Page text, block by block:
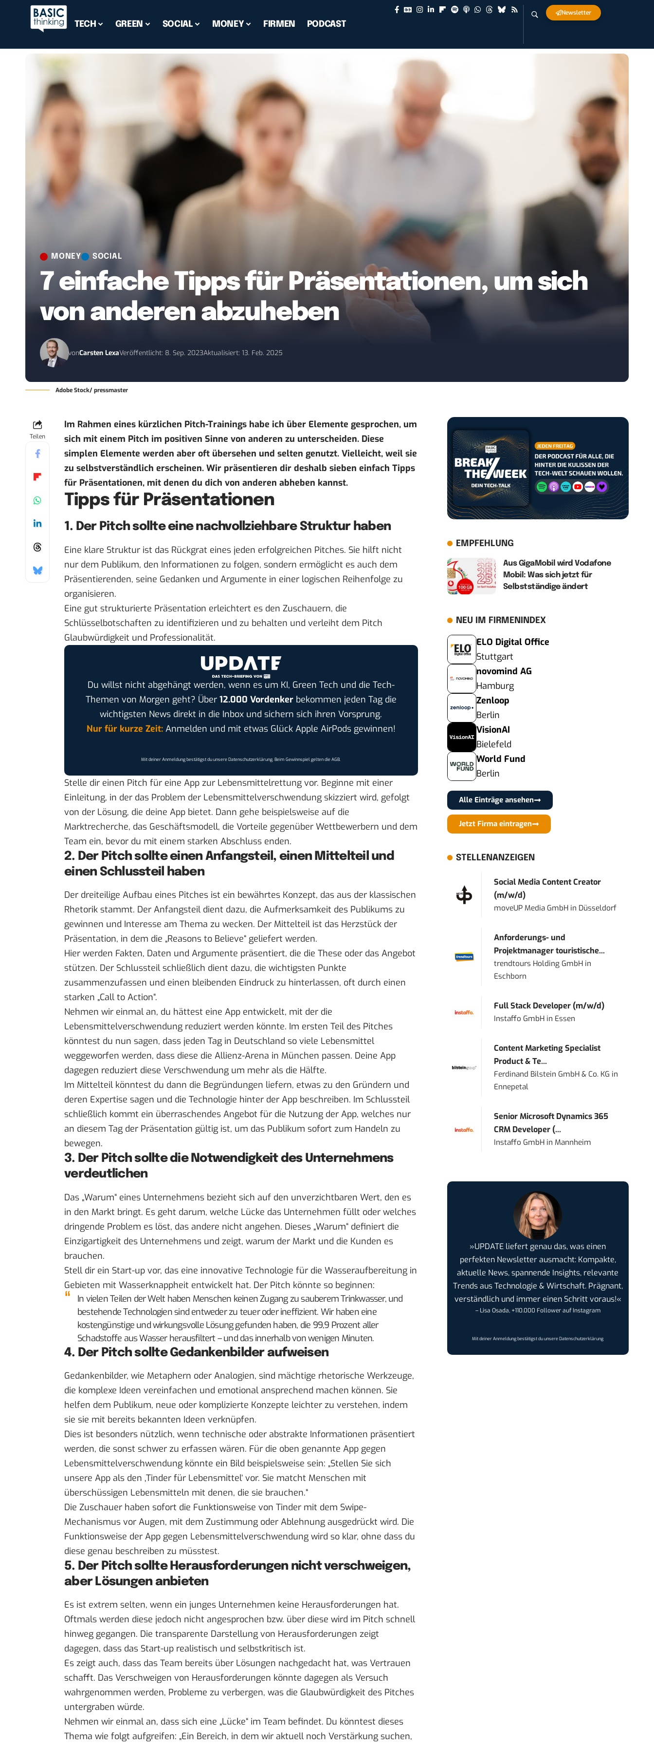
TECH GREEN SOCIAL MONEY FIRMEN PODCAST
Newsletter
MONEY SOCIAL
7 einfache Tipps für Präsentationen, um sich
von anderen abzuheben
vonCarsten LexaVeröffentlicht: 8. Sep. 2023Aktualisiert: 13. Feb. 2025
Adobe Stock/ pressmaster
Teilen
Im Rahmen eines kürzlichen Pitch-Trainings habe ich über Elemente gesprochen, um
sich mit einem Pitch im positiven Sinne von anderen zu unterscheiden. Diese
simplen Elemente werden aber oft übersehen und selten genutzt. Vielleicht, weil sie
zu selbstverständlich erscheinen. Wir präsentieren dir deshalb sieben einfach Tipps
für Präsentationen, mit denen du dich von anderen abheben kannst.
Tipps für Präsentationen
1. Der Pitch sollte eine nachvollziehbare Struktur haben
Eine klare Struktur ist das Rückgrat eines jeden erfolgreichen Pitches. Sie hilft nicht
nur dem Publikum, den Informationen zu folgen, sondern ermöglicht es auch dem
Präsentierenden, seine Gedanken und Argumente in einer logischen Reihenfolge zu
organisieren.
Eine gut strukturierte Präsentation erleichtert es den Zuschauern, die
Schlüsselbotschaften zu identifizieren und zu behalten und verleiht dem Pitch
Glaubwürdigkeit und Professionalität.
Du willst nicht abgehängt werden, wenn es um KI, Green Tech und die Tech-
Themen von Morgen geht? Über 12.000 Vordenkerbekommen jeden Tag die
wichtigsten News direkt in die Inbox und sichern sich ihren Vorsprung.
Nur für kurze Zeit:Anmelden und mit etwas Glück Apple AirPods gewinnen!
Mit deiner Anmeldung bestätigst du unsereDatenschutzerklärung. Beim Gewinnspiel gelten dieAGB.
Stelle dir einen Pitch für eine App zur Lebensmittelrettung vor. Beginne mit einer
Einleitung, in der das Problem der Lebensmittelverschwendung skizziert wird, gefolgt
von der Lösung, die deine App bietet. Dann gehe beispielsweise auf die
Marktrecherche, das Geschäftsmodell, die Vorteile gegenüber Wettbewerbern und dem
Team ein, bevor du mit einem starken Abschluss enden.
2. Der Pitch sollte einen Anfangsteil, einen Mittelteil und
einen Schlussteil haben
Der dreiteilige Aufbau eines Pitches ist ein bewährtes Konzept, das aus der klassischen
Rhetorik stammt. Der Anfangsteil dient dazu, die Aufmerksamkeit des Publikums zu
gewinnen und Interesse am Thema zu wecken. Der Mittelteil ist das Herzstück der
Präsentation, in dem die „Reasons to Believe“ geliefert werden.
Hier werden Fakten, Daten und Argumente präsentiert, die die These oder das Angebot
stützen. Der Schlussteil schließlich dient dazu, die wichtigsten Punkte
zusammenzufassen und einen bleibenden Eindruck zu hinterlassen, oft durch einen
starken „Call to Action“.
Nehmen wir einmal an, du hättest eine App entwickelt, mit der die
Lebensmittelverschwendung reduziert werden könnte. Im ersten Teil des Pitches
könntest du nun sagen, dass jeden Tag in Deutschland so viele Lebensmittel
weggeworfen werden, dass diese die Allienz-Arena in München passen. Deine App
dagegen reduziert diese Verschwendung um mehr als die Hälfte.
Im Mittelteil könntest du dann die Begründungen liefern, etwas zu den Gründern und
deren Expertise sagen und die Technologie hinter der App beschreiben. Im Schlussteil
schließlich kommt ein überraschendes Angebot für die Nutzung der App, welches nur
an diesem Tag der Präsentation gültig ist, um das Publikum sofort zum Handeln zu
bewegen.
3. Der Pitch sollte die Notwendigkeit des Unternehmens
verdeutlichen
Das „Warum“ eines Unternehmens bezieht sich auf den unverzichtbaren Wert, den es
in den Markt bringt. Es geht darum, welche Lücke das Unternehmen füllt oder welches
dringende Problem es löst, das andere nicht angehen. Dieses „Warum“ definiert die
Einzigartigkeit des Unternehmens und zeigt, warum der Markt und die Kunden es
brauchen.
Stell dir ein Start-up vor, das eine innovative Technologie für die Wasseraufbereitung in
Gebieten mit Wasserknappheit entwickelt hat. Der Pitch könnte so beginnen:
In vielen Teilen der Welt haben Menschen keinen Zugang zu sauberem Trinkwasser, und
bestehende Technologien sind entweder zu teuer oder ineffizient. Wir haben eine
kostengünstige und wirkungsvolle Lösung gefunden haben, die 99,9 Prozent aller
Schadstoffe aus Wasser herausfiltert – und das innerhalb von wenigen Minuten.
4. Der Pitch sollte Gedankenbilder aufweisen
Gedankenbilder, wie Metaphern oder Analogien, sind mächtige rhetorische Werkzeuge,
die komplexe Ideen vereinfachen und emotional ansprechend machen können. Sie
helfen dem Publikum, neue oder komplizierte Konzepte leichter zu verstehen, indem
sie sie mit bereits bekannten Ideen verknüpfen.
Dies ist besonders nützlich, wenn technische oder abstrakte Informationen präsentiert
werden, die sonst schwer zu erfassen wären. Für die oben genannte App gegen
Lebensmittelverschwendung könnte ein Bild beispielsweise sein: „Stellen Sie sich
unsere App als den ‚Tinder für Lebensmittel‘ vor. Sie matcht Menschen mit
überschüssigen Lebensmitteln mit denen, die sie brauchen.“
Die Zuschauer haben sofort die Funktionsweise von Tinder mit dem Swipe-
Mechanismus vor Augen, mit dem Zustimmung oder Ablehnung ausgedrückt wird. Die
Funktionsweise der App gegen Lebensmittelverschwendung wird so klar, ohne dass du
diese genau beschreiben zu müsstest.
5. Der Pitch sollte Herausforderungen nicht verschweigen,
aber Lösungen anbieten
Es ist extrem selten, wenn ein junges Unternehmen keine Herausforderungen hat.
Oftmals werden diese jedoch nicht angesprochen bzw. über diese wird im Pitch schnell
hinweg gegangen. Die transparente Darstellung von Herausforderungen zeigt
dagegen, dass das Start-up realistisch und selbstkritisch ist.
Es zeigt auch, dass das Team bereits über Lösungen nachgedacht hat, was Vertrauen
schafft. Das Verschweigen von Herausforderungen könnte dagegen als Versuch
wahrgenommen werden, Probleme zu verbergen, was die Glaubwürdigkeit des Pitches
untergraben würde.
Nehmen wir einmal an, dass sich eine „Lücke“ im Team befindet. Du könntest dieses
Thema wie folgt aufgreifen: „Ein Bereich, in dem wir aktuell noch Verstärkung suchen,
EMPFEHLUNG
Aus GigaMobil wird Vodafone
Mobil: Was sich jetzt für
Selbstständige ändert
NEU IM FIRMENINDEX
ELO Digital Office
Stuttgart
novomind AG
Hamburg
Zenloop
Berlin
VisionAI
Bielefeld
World Fund
Berlin
Alle Einträge ansehen
Jetzt Firma eintragen
STELLENANZEIGEN
Social Media Content Creator
(m/w/d)
moveUP Media GmbH in Düsseldorf
Anforderungs- und
Projektmanager touristische...
trendtours Holding GmbH in
Eschborn
Full Stack Developer (m/w/d)
Instaffo GmbH in Essen
Content Marketing Specialist
Product & Te...
Ferdinand Bilstein GmbH & Co. KG in
Ennepetal
Senior Microsoft Dynamics 365
CRM Developer (...
Instaffo GmbH in Mannheim
»UPDATE liefert genau das, was einen
perfekten Newsletter ausmacht: Kompakte,
aktuelle News, spannende Insights, relevante
Trends aus Technologie & Wirtschaft. Prägnant,
verständlich und immer einen Schritt voraus!«
– Lisa Osada, +110.000 Follower auf Instagram
Mit deiner Anmeldung bestätigst du unsereDatenschutzerklärung